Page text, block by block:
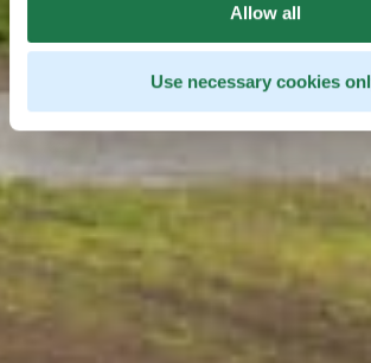
Allow all
Use necessary cookies